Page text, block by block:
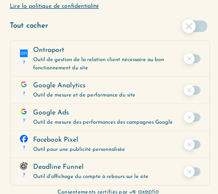
coaching.
PARTAGER L'ÉPISODE
(285) LE MILIEU DE VIE
CHOCOLAT